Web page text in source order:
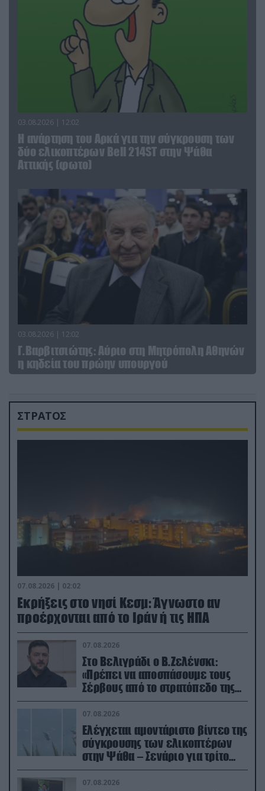
03.08.2026 | 12:02
Η ανάρτηση του Αρκά για την σύγκρουση των
δύο ελικοπτέρων Bell 214ST στην Ψάθα
Αττικής (φωτο)
03.08.2026 | 12:02
Γ.Βαρβιτσιώτης: Aύριο στη Μητρόπολη Αθηνών
η κηδεία του πρώην υπουργού
ΣΤΡΑΤΟΣ
07.08.2026 | 02:02
Εκρήξεις στο νησί Κεσμ: Άγνωστο αν
προέρχονται από το Ιράν ή τις ΗΠΑ
07.08.2026
Στο Βελιγράδι ο Β.Ζελένσκι:
«Πρέπει να αποσπάσουμε τους
Σέρβους από το στρατόπεδο της
Ρωσίας»
07.08.2026
Ελέγχεται αμοντάριστο βίντεο της
σύγκρουσης των ελικοπτέρων
στην Ψάθα – Σενάριο για τρίτο
ελικόπτερο
07.08.2026